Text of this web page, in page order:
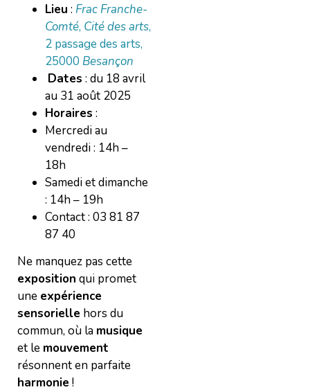
Lieu : Frac Franche-
Comté, Cité des arts,
2 passage des arts,
25000 Besançon
Dates : du 18 avril
au 31 août 2025
Horaires :
Mercredi au
vendredi : 14h –
18h
Samedi et dimanche
: 14h – 19h
Contact : 03 81 87
87 40
Ne manquez pas cette
exposition qui promet
une expérience
sensorielle hors du
commun, où la musique
et le mouvement
résonnent en parfaite
harmonie !